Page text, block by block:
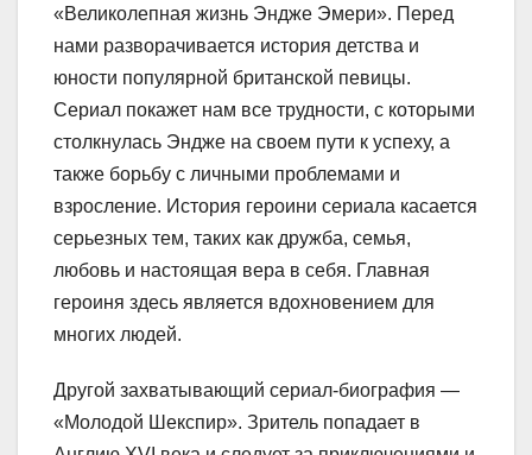
«Великолепная жизнь Эндже Эмери». Перед
нами разворачивается история детства и
юности популярной британской певицы.
Сериал покажет нам все трудности, с которыми
столкнулась Эндже на своем пути к успеху, а
также борьбу с личными проблемами и
взросление. История героини сериала касается
серьезных тем, таких как дружба, семья,
любовь и настоящая вера в себя. Главная
героиня здесь является вдохновением для
многих людей.
Другой захватывающий сериал-биография —
«Молодой Шекспир». Зритель попадает в